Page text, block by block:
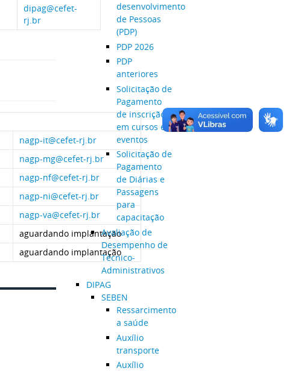
dipag@cefet-
rj.br
nagp-it@cefet-rj.br
nagp-mg@cefet-rj.br
nagp-nf@cefet-rj.br
nagp-ni@cefet-rj.br
nagp-va@cefet-rj.br
aguardando implantação
aguardando implantação
desenvolvimento
de Pessoas
(PDP)
PDP 2026
PDP
anteriores
Solicitação de
Pagamento
de inscrição
em cursos e
eventos
Solicitação de
Pagamento
de Diárias e
Passagens
para
capacitação
Avaliação de
Desempenho de
Técnico-
Administrativos
DIPAG
SEBEN
Ressarcimento
a saúde
Auxílio
transporte
Auxílio